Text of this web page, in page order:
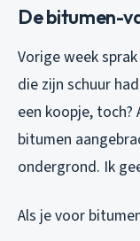
De bitumen-
Vorige week
die zijn schuur
een koopje, toch?
bitumen
ondergrond. Ik
Als je voor